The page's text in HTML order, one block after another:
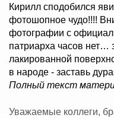
Кирилл сподобился
фотошопное чудо!!!!
фотографии с
патриарха часов нет…
лакированной
в народе - заставь
Полный текст
Уважаемые коллеги,